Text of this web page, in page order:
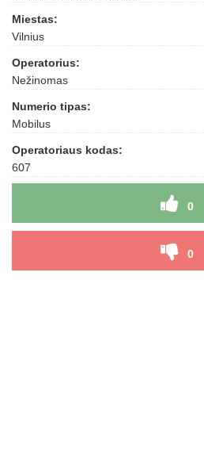
Miestas:
Vilnius
Operatorius:
Nežinomas
Numerio tipas:
Mobilus
Operatoriaus kodas:
607
0
0